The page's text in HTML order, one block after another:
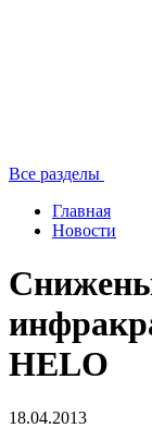
Все разделы
Главная
Новости
HELO
18.04.2013